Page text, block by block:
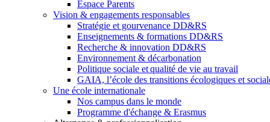
Espace Parents
Vision & engagements responsables
Stratégie et gourvenance DD&RS
Enseignements & formations DD&RS
Recherche & innovation DD&RS
Environnement & décarbonation
Politique sociale et qualité de vie au travail
GAIA, l’école des transitions écologiques et
Une école internationale
Nos campus dans le monde
Programme d'échange & Erasmus